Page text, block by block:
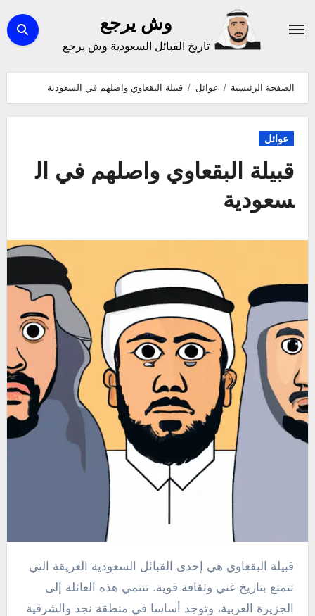
إلى
وش يرجع
تاريخ القبائل السعودية وش يرجع
الصفحة الرئيسية عوائل قبيلة البقعاوي واصلهم في السعودية
عوائل
قبيلة البقعاوي واصلهم في ال
سعودية
قبيلة البقعاوي هي إحدى القبائل السعودية العريقة التي
تتمتع بتاريخ غني وثقافة قوية. تنتمي هذه العائلة إلى
الجزيرة العربية، وتوجد أساسا في منطقة نجد والشرقية